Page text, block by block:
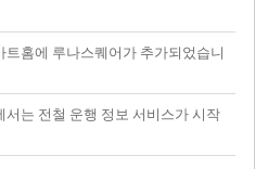
트홈에 루나스퀘어가 추가되었습니
서는 전철 운행 정보 서비스가 시작